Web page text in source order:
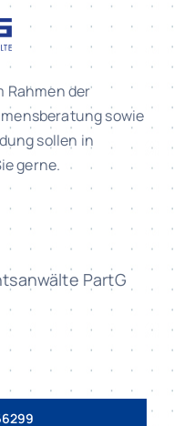
Rahmen der
sowie
sollen in
gerne.
PartG